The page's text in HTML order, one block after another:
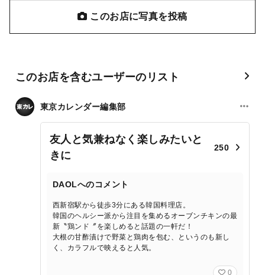
このお店に写真を投稿
このお店を含むユーザーのリスト
東京カレンダー編集部
友人と気兼ねなく楽しみたいと
きに
250
DAOLへのコメント
西新宿駅から徒歩3分にある韓国料理店。
韓国のヘルシー派から注目を集めるオーブンチキンの最
新〝鶏ンド〞を楽しめると話題の一軒だ！
大根の甘酢漬けで野菜と鶏肉を包む、というのも新し
く、カラフルで映えると人気。
0